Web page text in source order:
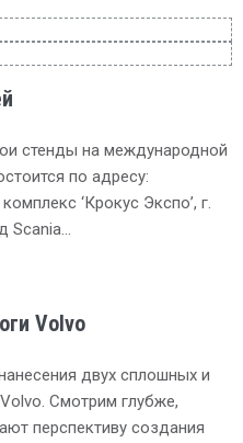
стенды на международной
по адресу:
‘Крокус Экспо’, г.
Scania…
Volvo
двух сплошных и
Смотрим глубже,
перспективу создания